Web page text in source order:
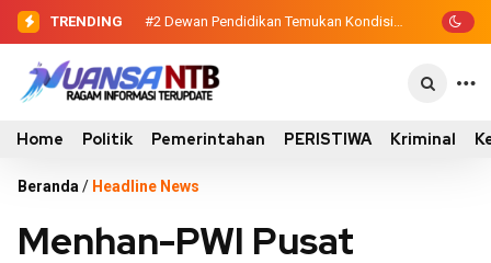
TRENDING #2 Dewan Pendidikan Temukan
Kondisi 305 Siswa SDN Kanar Belajar di
#3 Polres Sumbawa Raih Predikat
Pelayanan Prima dari Kapolri, Bukti
Home Politik Pemerintahan PERISTIWA Kriminal
Beranda / Headline News
Menhan-PWI Pusat